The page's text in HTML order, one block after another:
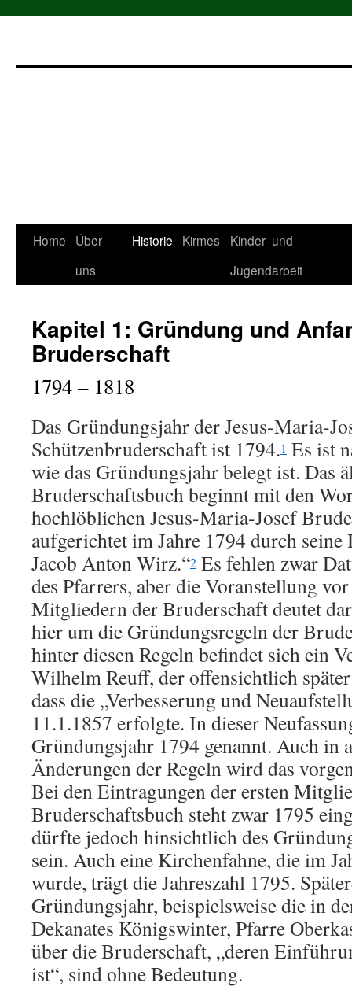
Zum
Home
Über
uns
Historie Kirmes
Kinder- und
Jugendarbeit
Kapitel 1: Gründung und
Bruderschaft
1794 – 1818
Das Gründungsjahr der Jesus-Maria-
Schützenbruderschaft ist 1794.1 Es ist
wie das Gründungsjahr belegt ist. Das
Bruderschaftsbuch beginnt mit den
hochlöblichen Jesus-Maria-Josef
aufgerichtet im Jahre 1794 durch
Jacob Anton Wirz.“2 Es fehlen zwar
des Pfarrers, aber die Voranstellung
Mitgliedern der Bruderschaft deutet
hier um die Gründungsregeln der
hinter diesen Regeln befindet sich ein
Wilhelm Reuff, der offensichtlich
dass die „Verbesserung und
11.1.1857 erfolgte. In dieser
Gründungsjahr 1794 genannt. Auch in
Änderungen der Regeln wird das
Bei den Eintragungen der ersten
Bruderschaftsbuch steht zwar 1795
dürfte jedoch hinsichtlich des
sein. Auch eine Kirchenfahne, die im
wurde, trägt die Jahreszahl 1795.
Gründungsjahr, beispielsweise die in
Dekanates Königswinter, Pfarre
über die Bruderschaft, „deren
ist“, sind ohne Bedeutung.